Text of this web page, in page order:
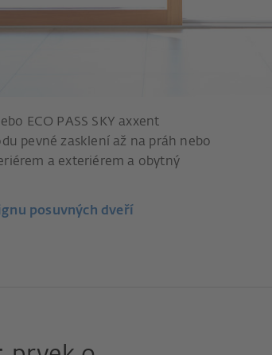
ECO PASS SKY axxent
pevné zasklení až na práh nebo
a exteriérem a obytný
posuvných dveří